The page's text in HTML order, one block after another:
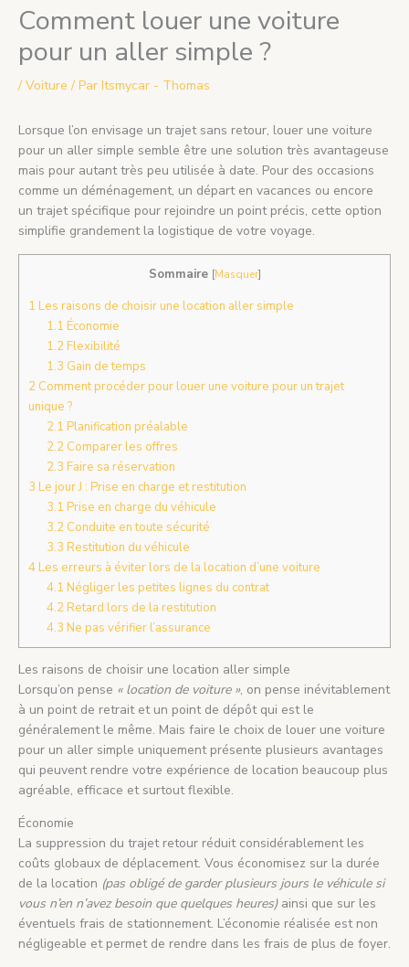
Comment louer une voiture
pour un aller simple ?
/ Voiture / Par Itsmycar - Thomas
Lorsque l’on envisage un trajet sans retour, louer une voiture
pour un aller simple semble être une solution très avantageuse
mais pour autant très peu utilisée à date. Pour des occasions
comme un déménagement, un départ en vacances ou encore
un trajet spécifique pour rejoindre un point précis, cette option
simplifie grandement la logistique de votre voyage.
Sommaire [Masquer]
1 Les raisons de choisir une location aller simple
1.1 Économie
1.2Flexibilité
1.3 Gain de temps
2 Comment procéder pour louer une voiture pour un trajet
unique ?
2.1 Planification préalable
2.2Comparer les offres
2.3 Faire sa réservation
3 Le jour J : Prise en charge et restitution
3.1 Prise en charge du véhicule
3.2Conduite en toute sécurité
3.3 Restitution du véhicule
4Les erreurs à éviter lors de la location d’une voiture
4.1 Négliger les petites lignes du contrat
4.2Retard lors de la restitution
4.3 Ne pas vérifier l’assurance
Les raisons de choisir une location aller simple
Lorsqu’on pense « location de voiture », on pense inévitablement
à un point de retrait et un point de dépôt qui est le
généralement le même. Mais faire le choix de louer une voiture
pour un aller simple uniquement présente plusieurs avantages
qui peuvent rendre votre expérience de location beaucoup plus
agréable, efficace et surtout flexible.
Économie
La suppression du trajet retour réduit considérablement les
coûts globaux de déplacement. Vous économisez sur la durée
de la location (pas obligé de garder plusieurs jours le véhicule si
vous n’en n’avez besoin que quelques heures)ainsi que sur les
éventuels frais de stationnement. L’économie réalisée est non
négligeable et permet de rendre dans les frais de plus de foyer.